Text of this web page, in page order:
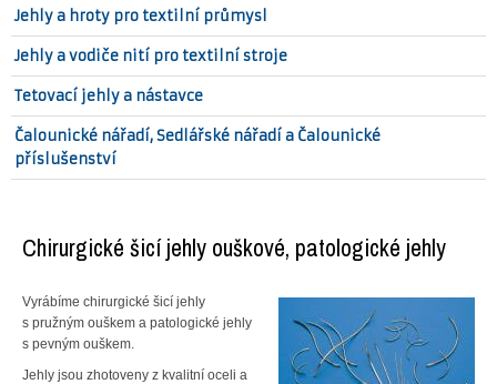
Jehly a hroty pro textilní průmysl
Jehly a vodiče nití pro textilní stroje
Tetovací jehly a nástavce
Čalounické nářadí, Sedlářské nářadí a Čalounické
příslušenství
Chirurgické šicí jehly ouškové, patologické jehly
Vyrábíme chirurgické šicí jehly
s pružným ouškem a patologické jehly
s pevným ouškem.
Jehly jsou zhotoveny z kvalitní oceli a